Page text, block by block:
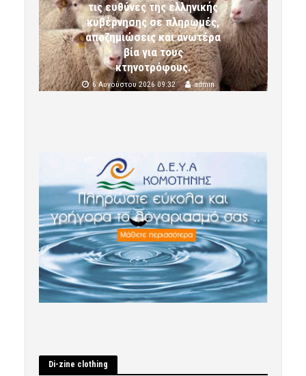
τις ευθύνες της ελληνικής
κυβέρνησης σε πληρωμές,
αποζημιώσεις και ανωτέρα
βία για τους
κτηνοτρόφους.
6 Αυγούστου 2026 09:32 admin
Di-zine clothing